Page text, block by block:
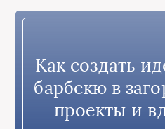
Как создать
барбекю в
проекты и